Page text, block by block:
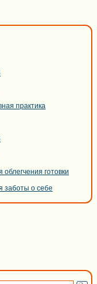
практика
готовки
заботы о себе